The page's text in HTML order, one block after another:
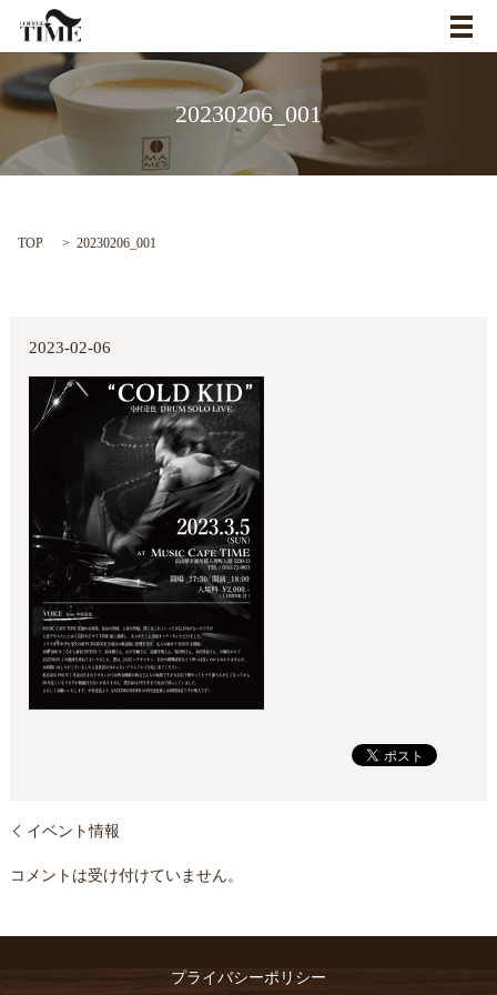
メ
20230206_001
TOP 20230206_001
2023-02-06
イベント情報
コメントは受け付けていません。
プライバシーポリシー